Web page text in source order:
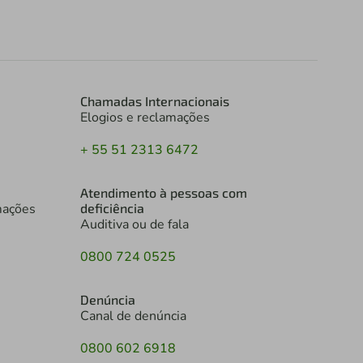
Chamadas Internacionais
Elogios e reclamações
+ 55 51 2313 6472
Atendimento à pessoas com
deficiência
Auditiva ou de fala
0800 724 0525
Denúncia
Canal de denúncia
0800 602 6918